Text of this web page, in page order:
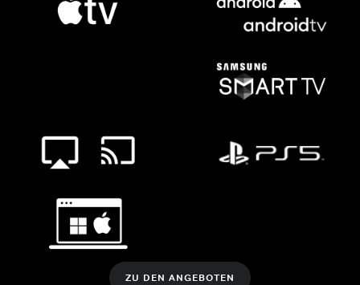
ZU DEN ANGEBOTEN